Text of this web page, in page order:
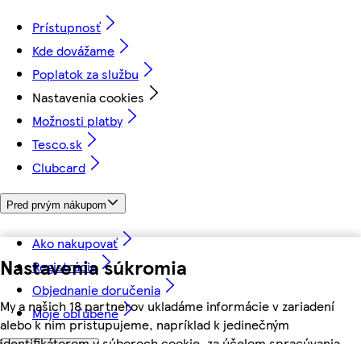
Nastavenia súkromia
My a našich 18 partnerov ukladáme informácie v zariadení
alebo k nim pristupujeme, napríklad k jedinečným
Prístupnosť
Kde dovážame
Poplatok za službu
Nastavenia cookies
Možnosti platby
Tesco.sk
Clubcard
Pred prvým nákupom
Ako nakupovať
Registrácia
Objednanie doručenia
Moje obľúbené